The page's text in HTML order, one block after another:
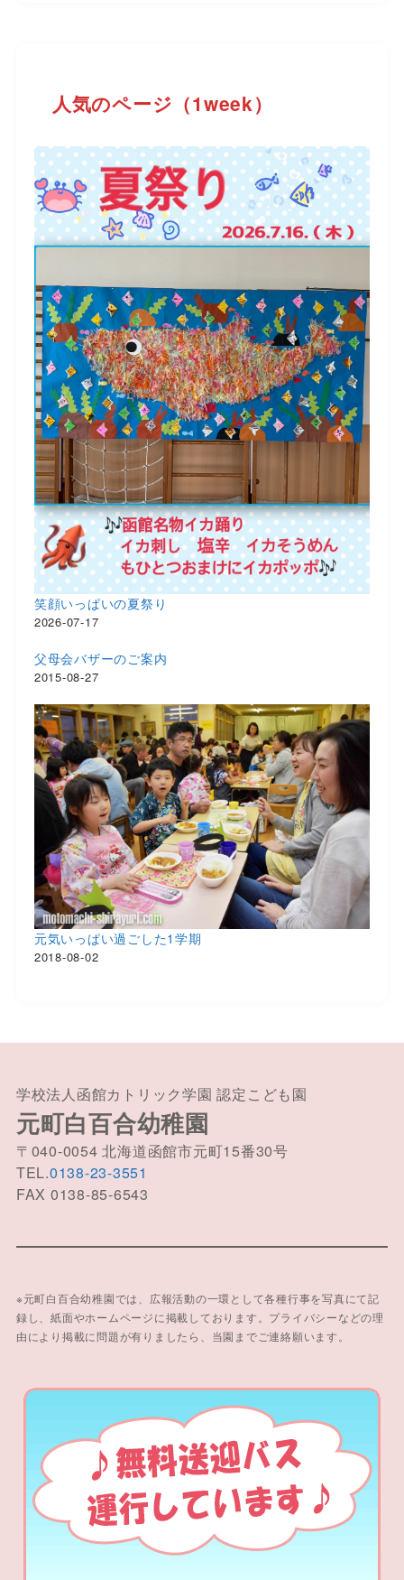
人気のページ（1week）
笑顔いっぱいの夏祭り
2026-07-17
父母会バザーのご案内
2015-08-27
元気いっぱい過ごした1学期
2018-08-02
学校法人函館カトリック学園 認定こども園
元町白百合幼稚園
〒040-0054 北海道函館市元町15番30号
TEL.0138-23-3551
FAX 0138-85-6543
※元町白百合幼稚園では、広報活動の一環として各種行事を写真にて記
録し、紙面やホームページに掲載しております。プライバシーなどの理
由により掲載に問題が有りましたら、当園までご連絡願います。